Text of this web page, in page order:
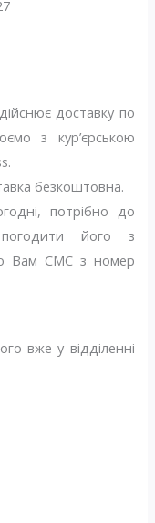
доставку по
з кур’єрською
безкоштовна.
потрібно до
його з
Вам СМС з номер
вже у відділенні